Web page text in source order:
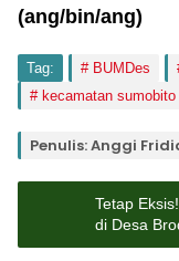
(ang/bin/ang)
Tag: BUMDes
kecamatan sumobito
Penulis: Anggi
Tetap
di Desa